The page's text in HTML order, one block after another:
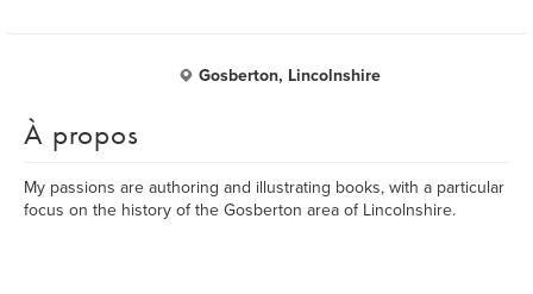
Gosberton, Lincolnshire
À propos
My passions are authoring and illustrating books, with a particular
focus on the history of the Gosberton area of Lincolnshire.